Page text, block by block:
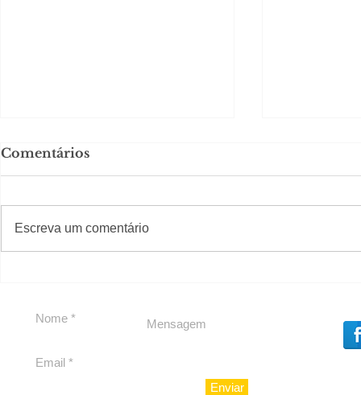
reforçam apoio a
Cláudio Mitidieri
Comentários
Escreva um comentário
#Sugestões
Enviar